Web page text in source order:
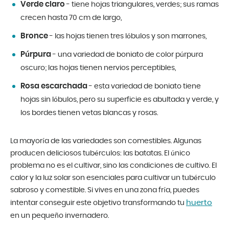
Verde claro - tiene hojas triangulares, verdes; sus ramas
crecen hasta 70 cm de largo,
Bronce- las hojas tienen tres lóbulos y son marrones,
Púrpura- una variedad de boniato de color púrpura
oscuro; las hojas tienen nervios perceptibles,
Rosa escarchada- esta variedad de boniato tiene
hojas sin lóbulos, pero su superficie es abultada y verde, y
los bordes tienen vetas blancas y rosas.
La mayoría de las variedades son comestibles. Algunas
producen deliciosos tubérculos: las batatas. El único
problema no es el cultivar, sino las condiciones de cultivo. El
calor y la luz solar son esenciales para cultivar un tubérculo
sabroso y comestible. Si vives en una zona fría, puedes
intentar conseguir este objetivo transformando tu huerto
en un pequeño invernadero.